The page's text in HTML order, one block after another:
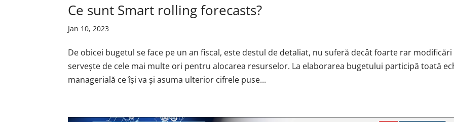
Ce sunt Smart rolling forecasts?
Jan 10, 2023
De obicei bugetul se face pe un an fiscal, este destul de detaliat, nu suferă decât foarte rar modificări
servește de cele mai multe ori pentru alocarea resurselor. La elaborarea bugetului participă toată
managerială ce își va și asuma ulterior cifrele puse...